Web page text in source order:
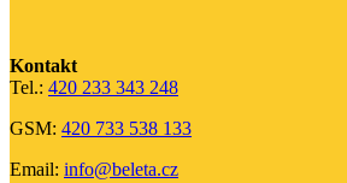
Kontakt
Tel.: 420 233 343 248
GSM: 420 733 538 133
Email: info@beleta.cz